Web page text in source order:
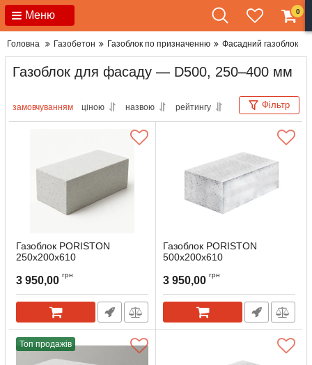
Меню 0
Головна Газобетон Газоблок по призначенню Фасадний газоблок
Газоблок для фасаду — D500, 250–400 мм
замовчуванням ціною назвою рейтингу Фільтр
Газоблок PORISTON
250х200х610
3 950,00 грн
Газоблок PORISTON
500x200x610
3 950,00 грн
Топ продажів